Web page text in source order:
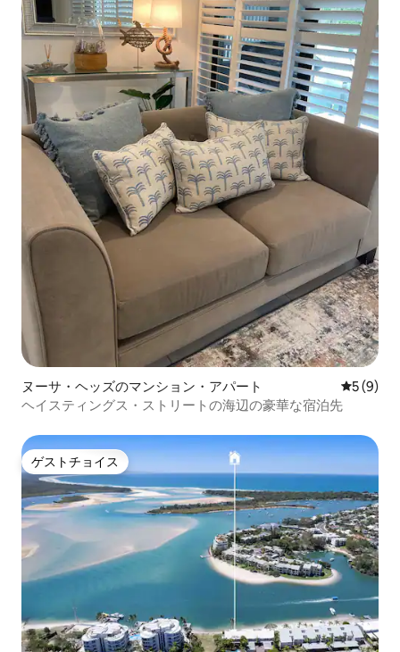
ヌーサ・ヘッズのマンション・アパート レビュー
5 (9)
ヘイスティングス・ストリートの海辺の豪華な宿泊先
ゲストチョイス
ゲストチョイス